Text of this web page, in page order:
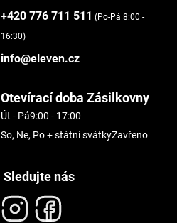
+420 776 711 511 (Po-Pá 8:00 -
16:30)
info@eleven.cz
Otevírací doba Zásilkovny
Út - Pá9:00 - 17:00
So, Ne, Po + státní svátkyZavřeno
Sledujte nás